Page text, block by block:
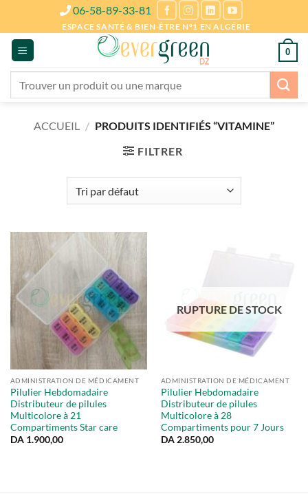
contenu
06-58-89-33-81
ESPACE SANTÉ & BIEN-ÊTRE N°1 EN ALGÉRIE
0
ACCUEIL / PRODUITS IDENTIFIÉS “VITAMINE”
FILTRER
ADMINISTRATION DE MÉDICAMENT
Pilulier Hebdomadaire
Distributeur de pilules
Multicolore à 21
Compartiments Star care
DA1.900,00
RUPTURE DE STOCK
ADMINISTRATION DE MÉDICAMENT
Pilulier Hebdomadaire
Distributeur de pilules
Multicolore à 28
Compartiments pour 7 Jours
DA2.850,00